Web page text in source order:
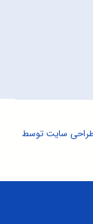
سایتتوسط